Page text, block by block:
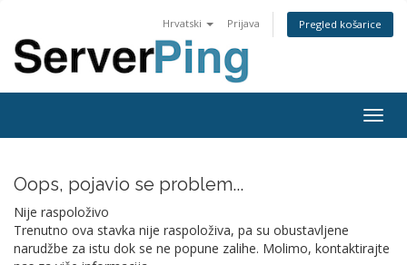
Hrvatski Prijava Pregled košarice
Oops, pojavio se problem...
Nije raspoloživo
Trenutno ova stavka nije raspoloživa, pa su obustavljene
narudžbe za istu dok se ne popune zalihe. Molimo, kontaktirajte